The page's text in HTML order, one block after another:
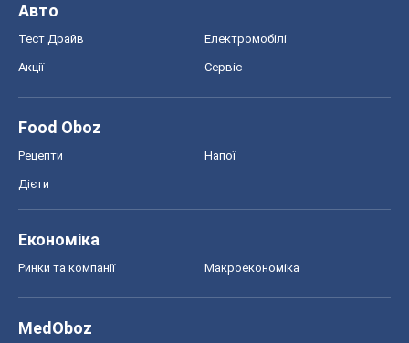
Авто
Тест Драйв Електромобілі
Акції Сервіс
Food Oboz
Рецепти Напої
Дієти
Економіка
Ринки та компанії Макроекономіка
MedOboz